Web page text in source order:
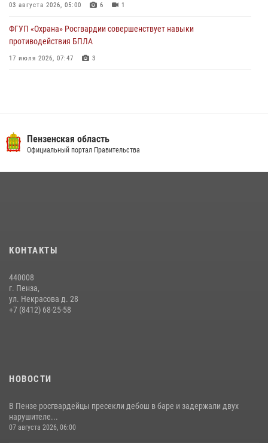
03 августа 2026, 05:00 6 1
ФГУП «Охрана» Росгвардии совершенствует навыки
противодействия БПЛА
17 июля 2026, 07:47 3
Пензенский спецназ Росгвардии готовит студентов к окружному
этапу «Зарницы 2.0» (видео)
сборов «Гвардеец» с вооружением и техникой Росгвардии
Начальник Управления Росгвардии по Пензенской области Павел
Пучков посетил 55-й Всероссийский Лермонтовский праздник
Пензенская область
Официальный портал Правительства
КОНТАКТЫ
440008
г. Пенза,
ул. Некрасова д. 28
+7 (8412) 68-25-58
НОВОСТИ
В Пензе росгвардейцы пресекли дебош в баре и задержали двух
нарушителе...
07 августа 2026, 06:00